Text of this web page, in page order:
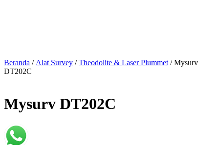
Beranda / Alat Survey /Theodolite & Laser Plummet / Mysurv
DT202C
Mysurv DT202C